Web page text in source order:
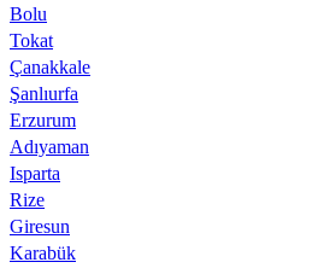
Bolu
Tokat
Çanakkale
Şanlıurfa
Erzurum
Adıyaman
Isparta
Rize
Giresun
Karabük